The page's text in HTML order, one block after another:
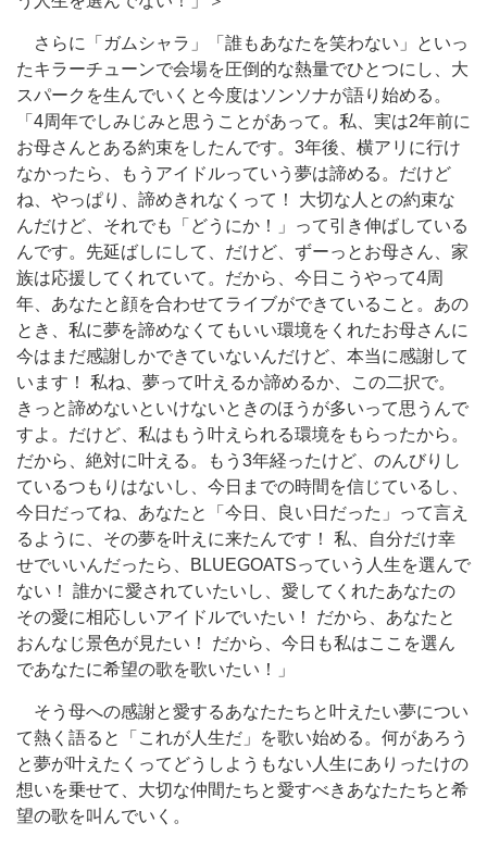
さらに「ガムシャラ」「誰もあなたを笑わない」といっ
たキラーチューンで会場を圧倒的な熱量でひとつにし、大
スパークを生んでいくと今度はソンソナが語り始める。
「4周年でしみじみと思うことがあって。私、実は2年前に
お母さんとある約束をしたんです。3年後、横アリに行け
なかったら、もうアイドルっていう夢は諦める。だけど
ね、やっぱり、諦めきれなくって！ 大切な人との約束な
んだけど、それでも「どうにか！」って引き伸ばしている
んです。先延ばしにして、だけど、ずーっとお母さん、家
族は応援してくれていて。だから、今日こうやって4周
年、あなたと顔を合わせてライブができていること。あの
とき、私に夢を諦めなくてもいい環境をくれたお母さんに
今はまだ感謝しかできていないんだけど、本当に感謝して
います！ 私ね、夢って叶えるか諦めるか、この二択で。
きっと諦めないといけないときのほうが多いって思うんで
すよ。だけど、私はもう叶えられる環境をもらったから。
だから、絶対に叶える。もう3年経ったけど、のんびりし
ているつもりはないし、今日までの時間を信じているし、
今日だってね、あなたと「今日、良い日だった」って言え
るように、その夢を叶えに来たんです！ 私、自分だけ幸
せでいいんだったら、BLUEGOATSっていう人生を選んで
ない！ 誰かに愛されていたいし、愛してくれたあなたの
その愛に相応しいアイドルでいたい！ だから、あなたと
おんなじ景色が見たい！ だから、今日も私はここを選ん
であなたに希望の歌を歌いたい！」
そう母への感謝と愛するあなたたちと叶えたい夢につい
て熱く語ると「これが人生だ」を歌い始める。何があろう
と夢が叶えたくってどうしようもない人生にありったけの
想いを乗せて、大切な仲間たちと愛すべきあなたたちと希
望の歌を叫んでいく。